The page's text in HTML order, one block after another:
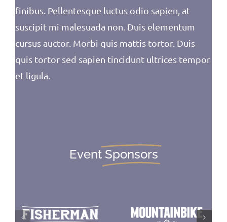
finibus. Pellentesque luctus odio sapien, at
suscipit mi malesuada non. Duis elementum
cursus auctor. Morbi quis mattis tortor. Duis
quis tortor sed sapien tincidunt ultrices tempor
et ligula.
Event Sponsors